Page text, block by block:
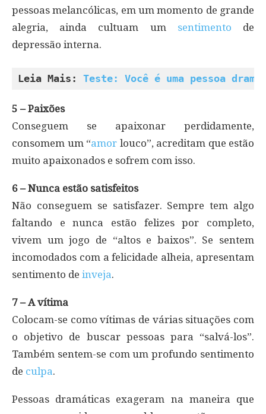
pessoas melancólicas, em um momento de grande
alegria, ainda cultuam um sentimento de
depressão interna.
Leia Mais: Teste: Você é uma pessoa
5 – Paixões
Conseguem se apaixonar perdidamente,
consomem um “amor louco”, acreditam que estão
muito apaixonados e sofrem com isso.
6 – Nunca estão satisfeitos
Não conseguem se satisfazer. Sempre tem algo
faltando e nunca estão felizes por completo,
vivem um jogo de “altos e baixos”. Se sentem
incomodados com a felicidade alheia, apresentam
sentimento de inveja.
7 – A vítima
Colocam-se como vítimas de várias situações com
o objetivo de buscar pessoas para “salvá-los”.
Também sentem-se com um profundo sentimento
de culpa.
Pessoas dramáticas exageram na maneira que